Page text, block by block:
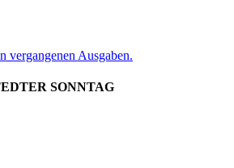
vergangenen Ausgaben.
SONNTAG